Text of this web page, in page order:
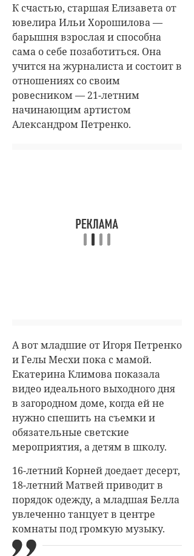
К счастью, старшая Елизавета от
ювелира Ильи Хорошилова —
барышня взрослая и способна
сама о себе позаботиться. Она
учится на журналиста и состоит в
отношениях со своим
ровесником — 21-летним
начинающим артистом
Александром Петренко.
А вот младшие от Игоря Петренко
и Гелы Месхи пока с мамой.
Екатерина Климовапоказала
видео идеального выходного дня
в загородном доме, когда ей не
нужно спешить на съемки и
обязательные светские
мероприятия, а детям в школу.
16-летний Корней доедает десерт,
18-летний Матвей приводит в
порядок одежду, а младшая Белла
увлеченно танцует в центре
комнаты под громкую музыку.